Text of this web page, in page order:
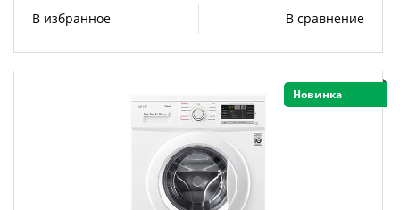
В избранное В сравнение
Новинка